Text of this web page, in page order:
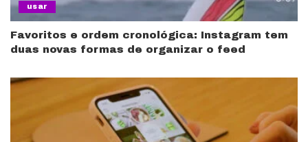
usar
Favoritos e ordem cronológica: Instagram tem
duas novas formas de organizar o feed